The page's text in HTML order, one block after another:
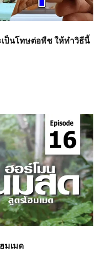
เป็นโทษต่อพืช ให้ทำวิธีนี้
มเมด